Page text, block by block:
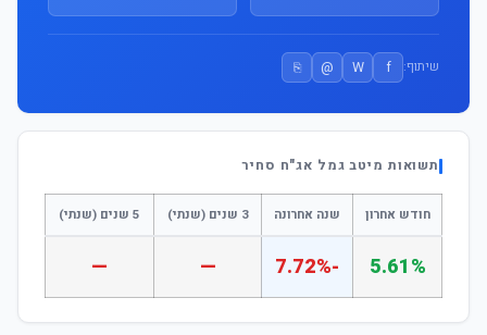
שיתוף: f
W
@
⎘
תשואות מיטב גמל אג"ח סחיר
חודש אחרון שנה אחרונה 3 שנים (שנתי) 5 שנים (שנתי)
5.61%
-7.72%
—
—